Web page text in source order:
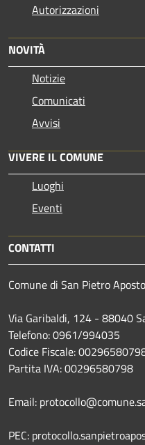
Autorizzazioni
NOVITÀ
Notizie
Comunicati
Avvisi
VIVERE IL COMUNE
Luoghi
Eventi
CONTATTI
Comune di San Pietro
Via Garibaldi, 124 - 88040
Telefono: 0961/994035
Codice Fiscale:
Partita IVA: 00296580798
Email:
PEC: